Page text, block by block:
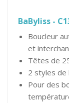
BaByliss -
Boucleur
et
Têtes de
2 styles de
Pour des